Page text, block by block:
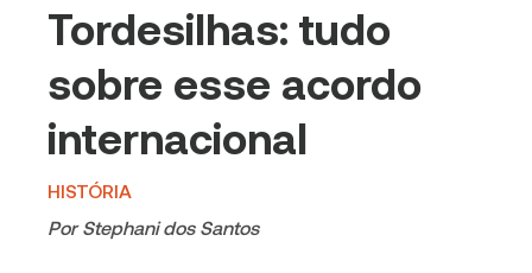
Tordesilhas: tudo
sobre esse acordo
internacional
HISTÓRIA
Por Stephani dos Santos